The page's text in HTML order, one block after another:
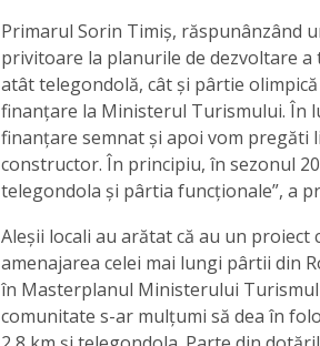
Primarul Sorin Timiș, răspunânzând
privitoare la planurile de dezvoltare
atât telegondolă, cât și pârtie
finanțare la Ministerul Turismului. În
finanțare semnat și apoi vom pregăti
constructor. În principiu, în sezonul
telegondola și pârtia funcționale”, a
Aleșii locali au arătat că au un proiect
amenajarea celei mai lungi pârtii din
în Masterplanul Ministerului
comunitate s-ar mulțumi să dea în